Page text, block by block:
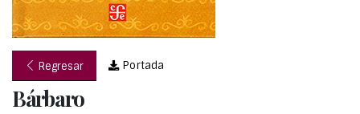
Regresar Portada
Bárbaro